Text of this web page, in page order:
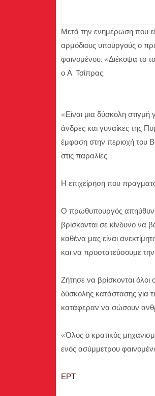
Μετά την ενημέρωση που
αρμόδιους υπουργούς ο
φαινομένου. «Διέκοψα το
ο Α. Τσίπρας.
«Είναι μια δύσκολη
άνδρες και γυναίκες της
έμφαση στην περιοχή του
στις παραλίες.
Η επιχείρηση που
Ο πρωθυπουργός απηύθυνε
βρίσκονται σε κίνδυνο να
καθένα μας είναι
και να προστατεύσουμε
Ζήτησε να βρίσκονται όλοι
δύσκολης κατάστασης για
κατάφεραν να σώσουν
«Όλος ο κρατικός
ενός ασύμμετρου
ΕΡΤ